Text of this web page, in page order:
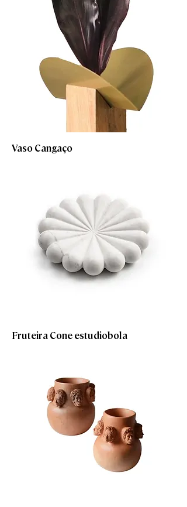
Vaso Cangaço
Fruteira Cone estudiobola